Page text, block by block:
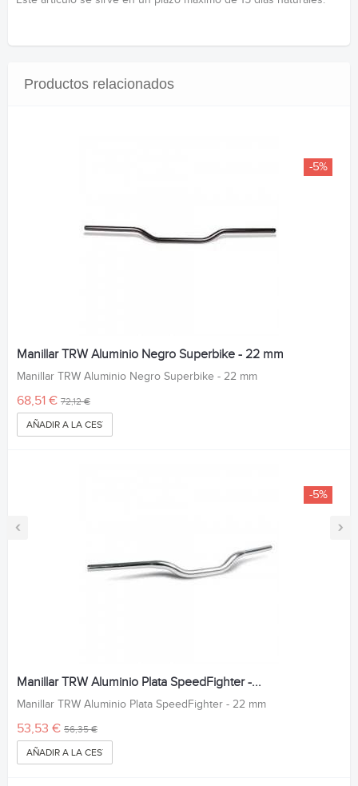
Productos relacionados
‹ ›
-5%
Manillar TRW Aluminio Negro Superbike - 22 mm
Manillar TRW Aluminio Negro Superbike - 22 mm
68,51 € 72,12 €
AÑADIR A LA CESTA
-5%
Manillar TRW Aluminio Plata SpeedFighter -...
Manillar TRW Aluminio Plata SpeedFighter - 22 mm
53,53 € 56,35 €
AÑADIR A LA CESTA